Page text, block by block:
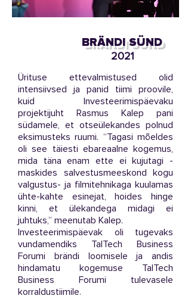
BRÄNDI SÜND
2021
Ürituse ettevalmistused olid
intensiivsed ja panid tiimi proovile,
kuid Investeerimispäevaku
projektijuht Rasmus Kalep pani
südamele, et otseülekandes polnud
eksimusteks ruumi. “Tagasi mõeldes
oli see täiesti ebareaalne kogemus,
mida täna enam ette ei kujutagi -
maskides salvestusmeeskond kogu
valgustus- ja filmitehnikaga kuulamas
ühte-kahte esinejat, hoides hinge
kinni, et ülekandega midagi ei
juhtuks,” meenutab Kalep.
Investeerimispäevak oli tugevaks
vundamendiks TalTech Business
Forumi brändi loomisele ja andis
hindamatu kogemuse TalTech
Business Forumi tulevasele
korraldustiimile.